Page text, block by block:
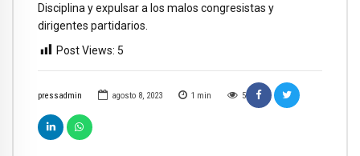
pressadmin agosto 8, 2023 1 min 5
Disciplina y expulsar a los malos congresistas y
dirigentes partidarios.
Post Views: 5